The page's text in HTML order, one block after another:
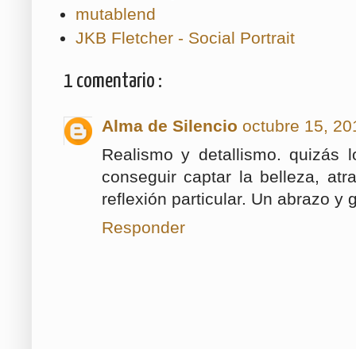
mutablend
JKB Fletcher - Social Portrait
1 comentario :
Alma de Silencio octubre 15,
Realismo y detallismo. quizás
conseguir captar la belleza,
reflexión particular. Un abrazo y
Responder